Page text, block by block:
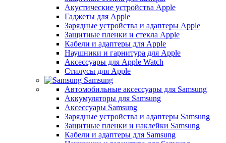
Акустические устройства Apple
Гаджеты для Apple
Зарядные устройства и адаптеры Apple
Защитные пленки и стекла Apple
Кабели и адаптеры для Apple
Наушники и гарнитура для Apple
Аксессуары для Apple Watch
Стилусы для Apple
Samsung
Автомобильные аксессуары для Samsung
Аккумуляторы для Samsung
Аксессуары Samsung
Зарядные устройства и адаптеры Samsung
Защитные пленки и наклейки Samsung
Кабели и адаптеры для Samsung